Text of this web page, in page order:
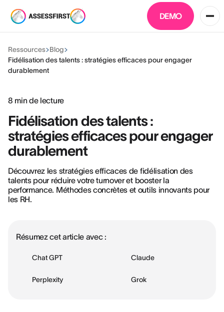
DEMO
Ressources Blog
Fidélisation des talents : stratégies efficaces pour engager
durablement
8 min de lecture
Fidélisation des talents :
stratégies efficaces pour engager
durablement
Découvrez les stratégies efficaces de fidélisation des
talents pour réduire votre turnover et booster la
performance. Méthodes concrètes et outils innovants pour
les RH.
Résumez cet article avec :
Chat GPT Claude
Perplexity Grok